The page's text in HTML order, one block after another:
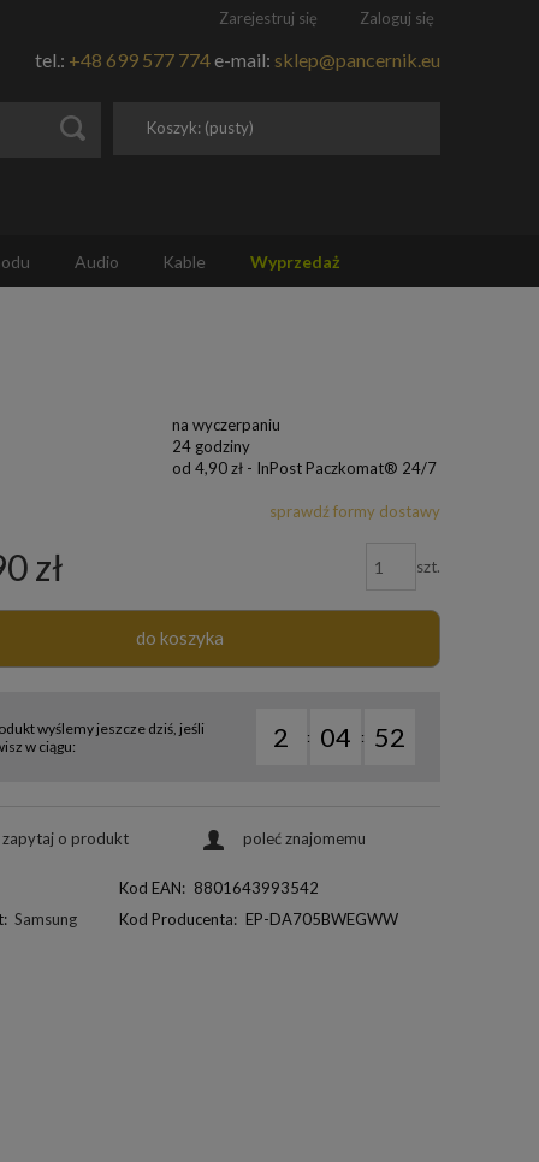
Zarejestruj się Zaloguj się
tel.: +48 699 577 774e-mail: sklep@pancernik.eu
Koszyk: (pusty)
Audio Kable Wyprzedaż
na wyczerpaniu
24 godziny
od 4,90 zł - InPost Paczkomat® 24/7
sprawdź formy dostawy
zł szt.
do koszyka
wyślemy jeszcze dziś, jeśli
w ciągu:
2 : 04 : 51
zapytaj o produkt poleć znajomemu
Samsung
Kod EAN: 8801643993542
Kod Producenta: EP-DA705BWEGWW